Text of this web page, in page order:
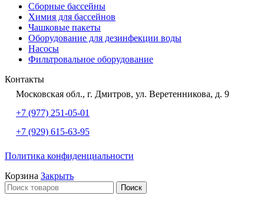
Сборные бассейны
Химия для бассейнов
Чашковые пакеты
Оборудование для дезинфекции воды
Насосы
Фильтровальное оборудование
Контакты
Московская обл., г. Дмитров, ул. Веретенникова, д. 9
+7 (977) 251-05-01
+7 (929) 615-63-95
Политика конфиденциальности
Корзина Закрыть
Поиск